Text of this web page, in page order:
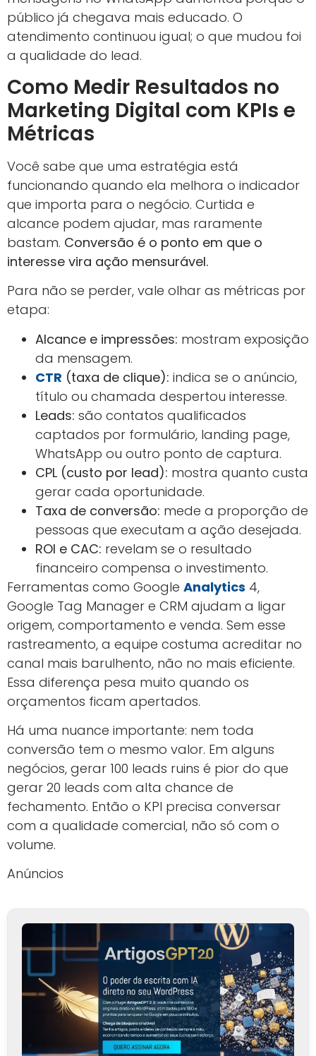
público já chegava mais educado. O
atendimento continuou igual; o que mudou foi
a qualidade do lead.
Como Medir Resultados no
Marketing Digital com KPIs e
Métricas
Você sabe que uma estratégia está
funcionando quando ela melhora o indicador
que importa para o negócio. Curtida e
alcance podem ajudar, mas raramente
bastam. Conversão é o ponto em que o
interesse vira ação mensurável.
Para não se perder, vale olhar as métricas por
etapa:
Alcance e impressões: mostram exposição
da mensagem.
CTR (taxa de clique): indica se o anúncio,
título ou chamada despertou interesse.
Leads: são contatos qualificados
captados por formulário, landing page,
WhatsApp ou outro ponto de captura.
CPL (custo por lead): mostra quanto custa
gerar cada oportunidade.
Taxa de conversão: mede a proporção de
pessoas que executam a ação desejada.
ROI e CAC: revelam se o resultado
financeiro compensa o investimento.
Ferramentas como Google Analytics 4,
Google Tag Manager e CRM ajudam a ligar
origem, comportamento e venda. Sem esse
rastreamento, a equipe costuma acreditar no
canal mais barulhento, não no mais eficiente.
Essa diferença pesa muito quando os
orçamentos ficam apertados.
Há uma nuance importante: nem toda
conversão tem o mesmo valor. Em alguns
negócios, gerar 100 leads ruins é pior do que
gerar 20 leads com alta chance de
fechamento. Então o KPI precisa conversar
com a qualidade comercial, não só com o
volume.
Anúncios